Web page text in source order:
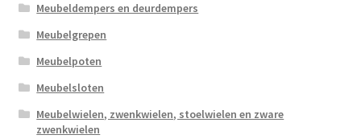
Meubeldempers en deurdempers
Meubelgrepen
Meubelpoten
Meubelsloten
Meubelwielen, zwenkwielen, stoelwielen en zware
zwenkwielen